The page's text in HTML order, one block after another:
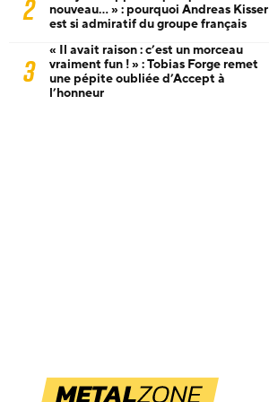
2
nouveau… » : pourquoi Andreas Kisser
est si admiratif du groupe français
3
« Il avait raison : c’est un morceau
vraiment fun ! » : Tobias Forge remet
une pépite oubliée d’Accept à
l’honneur